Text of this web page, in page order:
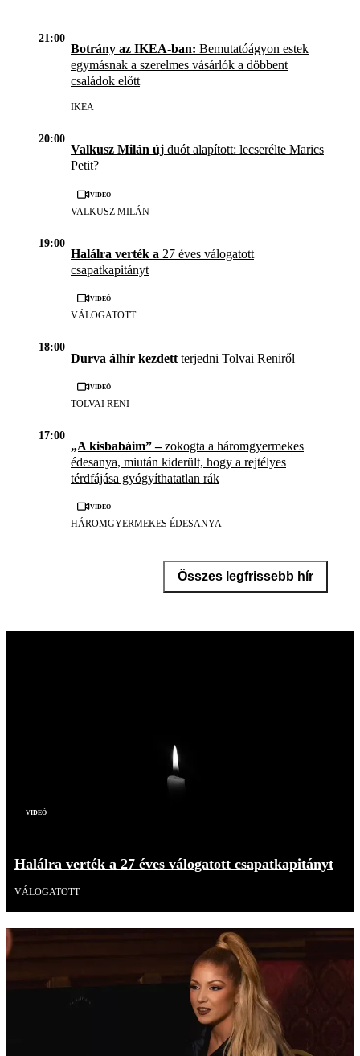
21:00
Botrány az IKEA-ban: Bemutatóágyon estek
egymásnak a szerelmes vásárlók a döbbent
családok előtt
IKEA
20:00
Valkusz Milán új duót alapított: lecserélte Marics
Petit?
Videó
VALKUSZ MILÁN
19:00
Halálra verték a 27 éves válogatott
csapatkapitányt
Videó
VÁLOGATOTT
18:00
Durva álhír kezdett terjedni Tolvai Reniről
Videó
TOLVAI RENI
17:00
„A kisbabáim” –zokogta a háromgyermekes
édesanya, miután kiderült, hogy a rejtélyes
térdfájása gyógyíthatatlan rák
Videó
HÁROMGYERMEKES ÉDESANYA
Összes legfrissebb hír
Videó
Halálra verték a 27 éves válogatott csapatkapitányt
VÁLOGATOTT